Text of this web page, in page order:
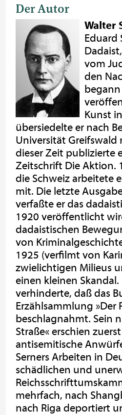
Der Autor
Walter
Eduard
vom
den
Kunst
übersiedelte er nach
Universität
dieser Zeit publizierte
Zeitschrift Die Aktion.
die Schweiz arbeitete
mit. Die letzte
verfaßte er das
1920 veröffentlicht
dadaistischen
von
1925 (verfilmt von
zwielichtigen Milieus
einen kleinen
verhinderte, daß das
Erzählsammlung »Der
beschlagnahmt. Sein
Straße« erschien
antisemitische
Serners Arbeiten in
schädlichen und
mehrfach, nach
nach Riga deportiert